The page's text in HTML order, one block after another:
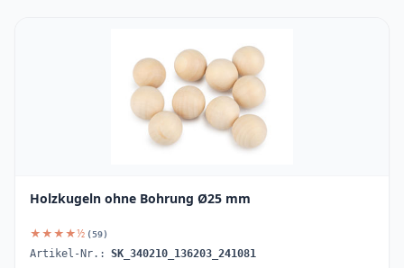
Holzkugeln ohne Bohrung Ø25 mm
★★★★½ (59)
Artikel-Nr.: SK_340210_136203_241081